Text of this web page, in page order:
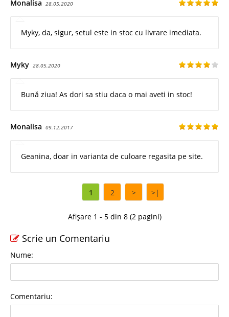
Monalisa 28.05.2020
Myky, da, sigur, setul este in stoc cu livrare imediata.
Myky 28.05.2020
Bună ziua! As dori sa stiu daca o mai aveti in stoc!
Monalisa 09.12.2017
Geanina, doar in varianta de culoare regasita pe site.
1 2 > >|
Afișare 1 - 5 din 8 (2 pagini)
Scrie un Comentariu
Nume:
Comentariu: